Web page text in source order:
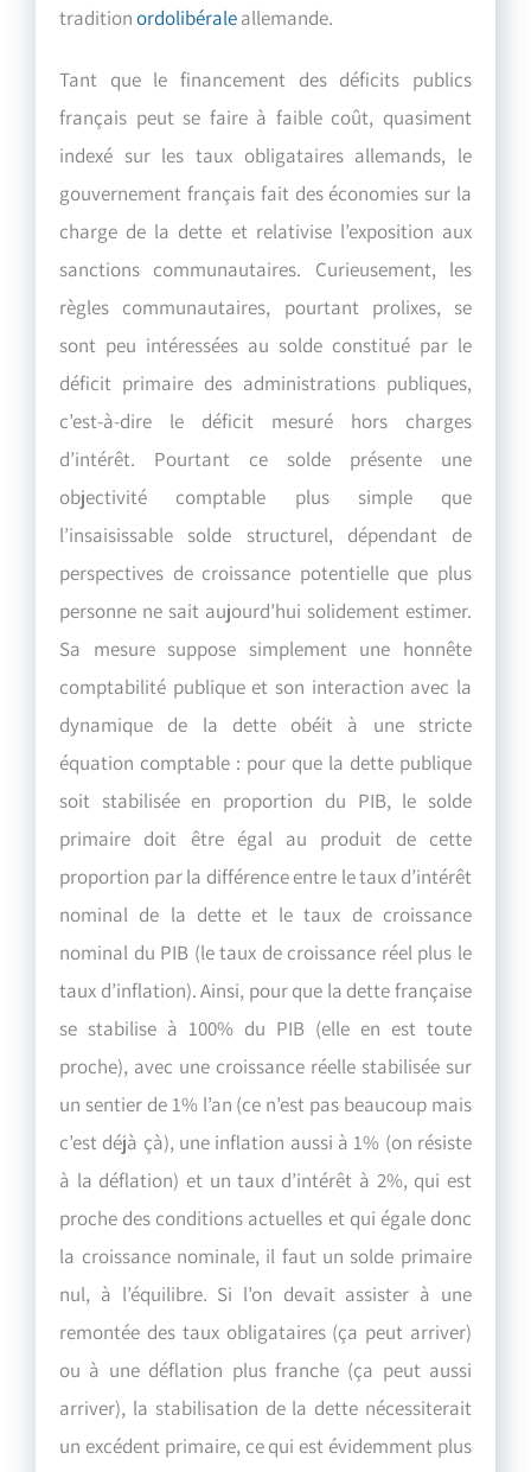
traditionordolibéraleallemande.
Tant que le financement des déficits publics
français peut se faire à faible coût, quasiment
indexé sur les taux obligataires allemands, le
gouvernement français fait des économies sur la
charge de la dette et relativise l’exposition aux
sanctions communautaires. Curieusement, les
règles communautaires, pourtant prolixes, se
sont peu intéressées au solde constitué par le
déficit primaire des administrations publiques,
c’est-à-dire le déficit mesuré hors charges
d’intérêt. Pourtant ce solde présente une
objectivité comptable plus simple que
l’insaisissable solde structurel, dépendant de
perspectives de croissance potentielle que plus
personne ne sait aujourd’hui solidement estimer.
Sa mesure suppose simplement une honnête
comptabilité publique et son interaction avec la
dynamique de la dette obéit à une stricte
équation comptable : pour que la dette publique
soit stabilisée en proportion du PIB, le solde
primaire doit être égal au produit de cette
proportion par la différence entre le taux d’intérêt
nominal de la dette et le taux de croissance
nominal du PIB (le taux de croissance réel plus le
taux d’inflation). Ainsi, pour que la dette française
se stabilise à 100% du PIB (elle en est toute
proche), avec une croissance réelle stabilisée sur
un sentier de 1% l’an (ce n’est pas beaucoup mais
c’est déjà çà), une inflation aussi à 1% (on résiste
à la déflation) et un taux d’intérêt à 2%, qui est
proche des conditions actuelles et qui égale donc
la croissance nominale, il faut un solde primaire
nul, à l’équilibre. Si l’on devait assister à une
remontée des taux obligataires (ça peut arriver)
ou à une déflation plus franche (ça peut aussi
arriver), la stabilisation de la dette nécessiterait
un excédent primaire, ce qui est évidemment plus